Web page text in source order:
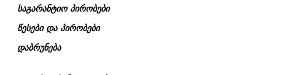
საგარანტიო პირობები
წესები და პირობები
დაბრუნება